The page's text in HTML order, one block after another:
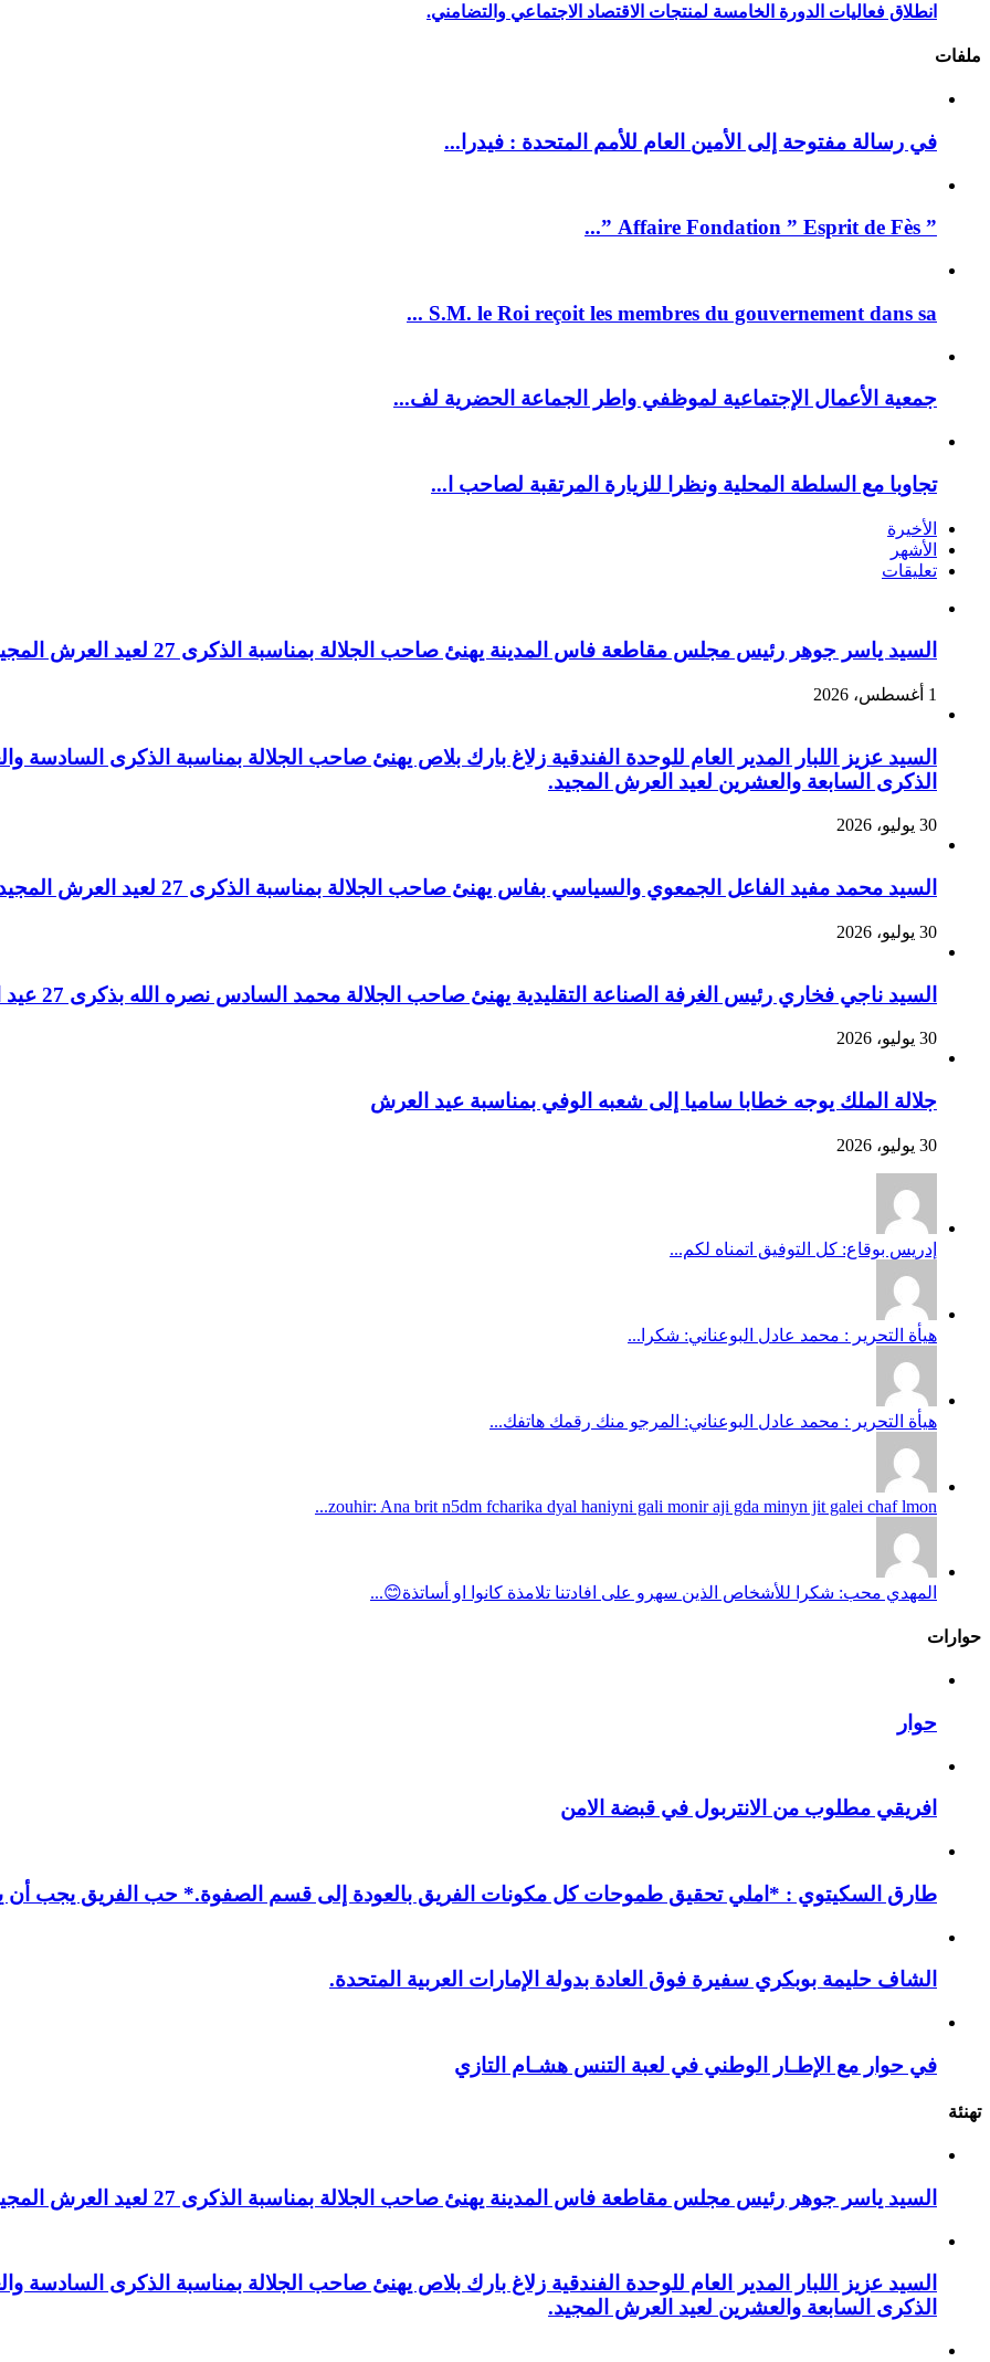
انطلاق فعاليات الدورة الخامسة لمنتجات الاقتصاد الاجتماعي والتضامني.
ملفات
في رسالة مفتوحة إلى الأمين العام للأمم المتحدة : فيدرا...
” Affaire Fondation ” Esprit de Fès ”...
S.M. le Roi reçoit les membres du gouvernement dans sa ...
جمعية الأعمال الإجتماعية لموظفي واطر الجماعة الحضرية لف...
تجاوبا مع السلطة المحلية ونظرا للزيارة المرتقبة لصاحب ا...
الأخيرة
الأشهر
تعليقات
السيد ياسر جوهر رئيس مجلس مقاطعة فاس المدينة يهنئ صاحب الجلالة بمناسبة الذكرى 27 لعيد العرش المجيد.
1 أغسطس، 2026
السيد عزيز اللبار المدير العام للوحدة الفندقية زلاغ بارك بلاص يهنئ صاحب الجلالة بمناسبة الذكرى
الذكرى السابعة والعشرين لعيد العرش المجيد.
30 يوليو، 2026
السيد محمد مفيد الفاعل الجمعوي والسياسي بفاس يهنئ صاحب الجلالة بمناسبة الذكرى 27 لعيد العرش المجيد
30 يوليو، 2026
السيد ناجي فخاري رئيس الغرفة الصناعة التقليدية يهنئ صاحب الجلالة محمد السادس نصره الله بذكرى 27 عيد العرش المجيد
30 يوليو، 2026
جلالة الملك يوجه خطابا ساميا إلى شعبه الوفي بمناسبة عيد العرش
30 يوليو، 2026
إدريس بوقاع: كل التوفيق اتمناه لكم...
هيأة التحرير : محمد عادل البوعناني: شكرا...
هيأة التحرير : محمد عادل البوعناني: المرجو منك رقمك هاتفك...
zouhir: Ana brit n5dm fcharika dyal haniyni gali monir aji gda minyn jit galei chaf lmon...
المهدي محب: شكرا للأشخاص الذين سهرو على افادتنا تلامذة كانوا او أساتذة😊...
حوارات
حوار
افريقي مطلوب من الانتربول في قبضة الامن
طارق السكيتوي : *املي تحقيق طموحات كل مكونات الفريق بالعودة إلى قسم الصفوة.* حب الفريق يجب أن
الشاف حليمة بوبكري سفيرة فوق العادة بدولة الإمارات العربية المتحدة.
في حوار مع الإطـار الوطني في لعبة التنس هشـام التازي
تهنئة
السيد ياسر جوهر رئيس مجلس مقاطعة فاس المدينة يهنئ صاحب الجلالة بمناسبة الذكرى 27 لعيد العرش المجيد.
السيد عزيز اللبار المدير العام للوحدة الفندقية زلاغ بارك بلاص يهنئ صاحب الجلالة بمناسبة الذكرى
الذكرى السابعة والعشرين لعيد العرش المجيد.